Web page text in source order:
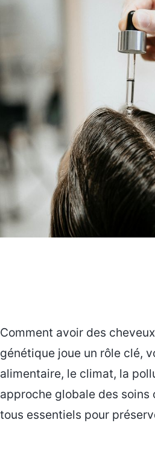
Comment avoir des
génétique joue un rôle clé,
alimentaire, le climat, la
approche globale des soins
tous essentiels pour